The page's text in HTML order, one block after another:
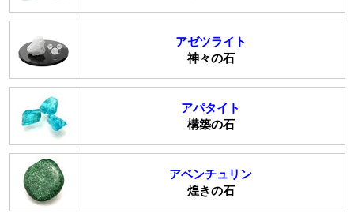
アゼツライト
神々の石
アパタイト
構築の石
アベンチュリン
煌きの石